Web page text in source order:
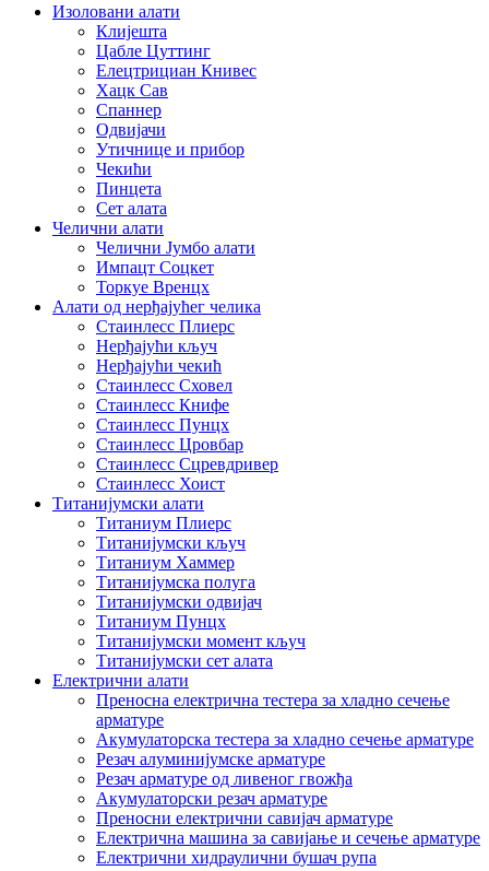
Изоловани алати
Клијешта
Цабле Цуттинг
Елецтрициан Книвес
Хацк Сав
Спаннер
Одвијачи
Утичнице и прибор
Чекићи
Пинцета
Сет алата
Челични алати
Челични Јумбо алати
Импацт Соцкет
Торкуе Вренцх
Алати од нерђајућег челика
Стаинлесс Плиерс
Нерђајући кључ
Нерђајући чекић
Стаинлесс Сховел
Стаинлесс Книфе
Стаинлесс Пунцх
Стаинлесс Цровбар
Стаинлесс Сцревдривер
Стаинлесс Хоист
Титанијумски алати
Титаниум Плиерс
Титанијумски кључ
Титаниум Хаммер
Титанијумска полуга
Титанијумски одвијач
Титаниум Пунцх
Титанијумски момент кључ
Титанијумски сет алата
Електрични алати
Преносна електрична тестера за хладно сечење
арматуре
Акумулаторска тестера за хладно сечење арматуре
Резач алуминијумске арматуре
Резач арматуре од ливеног гвожђа
Акумулаторски резач арматуре
Преносни електрични савијач арматуре
Електрична машина за савијање и сечење арматуре
Електрични хидраулични бушач рупа